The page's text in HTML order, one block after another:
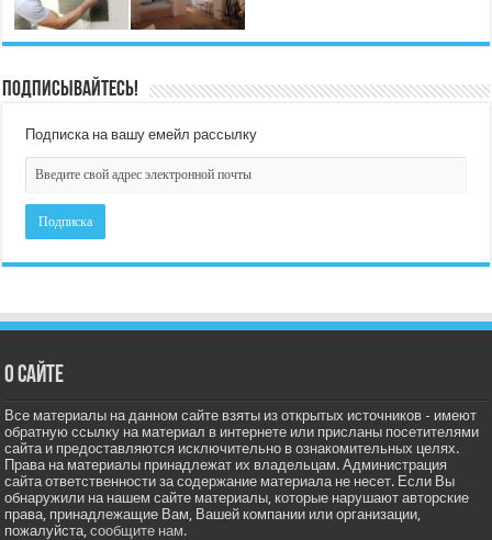
Подписывайтесь!
Подписка на вашу емейл рассылку
О сайте
Все материалы на данном сайте взяты из открытых источников - имеют
обратную ссылку на материал в интернете или присланы посетителями
сайта и предоставляются исключительно в ознакомительных целях.
Права на материалы принадлежат их владельцам. Администрация
сайта ответственности за содержание материала не несет. Если Вы
обнаружили на нашем сайте материалы, которые нарушают авторские
права, принадлежащие Вам, Вашей компании или организации,
пожалуйста,сообщите нам.